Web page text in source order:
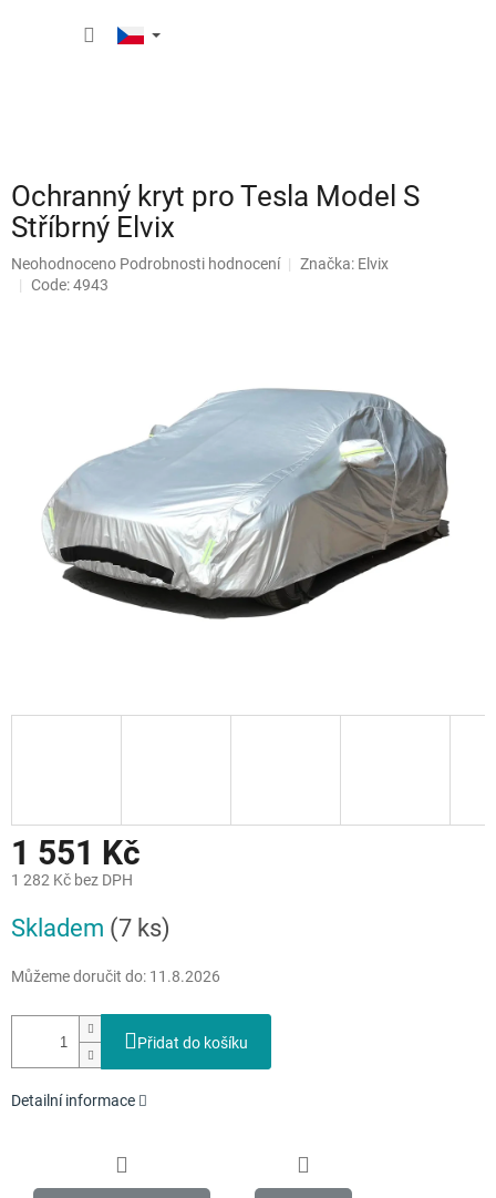
Ochranný kryt pro Tesla Model S
Stříbrný Elvix
Průměrné
hodnocení
Neohodnoceno Podrobnosti hodnocení Značka: Elvix
Code: 4943
1 551 Kč
1 282 Kč bez DPH
cena:
Skladem (7 ks)
Můžeme doručit do: 11.8.2026
Přidat do košíku
Detailní informace